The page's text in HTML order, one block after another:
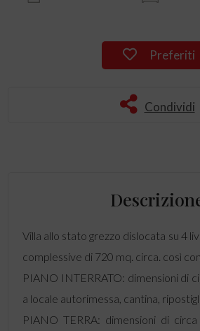
Preferiti
Condividi
Villa allo stato grezzo dislocata su 4
complessive di 720 mq. circa. così
PIANO INTERRATO: dimensioni di
a locale autorimessa, cantina,
PIANO TERRA: dimensioni di